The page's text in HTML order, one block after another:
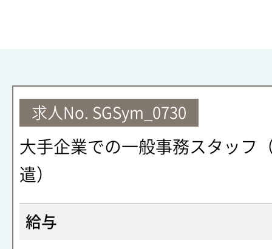
求人No. SGSym_0730
大手企業での一般事務スタッフ
遣）
給与